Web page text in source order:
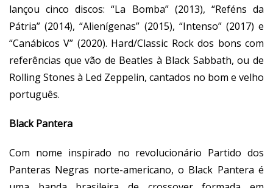
lançou cinco discos: “La Bomba” (2013), “Reféns da
Pátria” (2014), “Alienígenas” (2015), “Intenso” (2017) e
“Canábicos V” (2020). Hard/Classic Rock dos bons com
referências que vão de Beatles à Black Sabbath, ou de
Rolling Stones à Led Zeppelin, cantados no bom e velho
português.
Black Pantera
Com nome inspirado no revolucionário Partido dos
Panteras Negras norte-americano, o Black Pantera é